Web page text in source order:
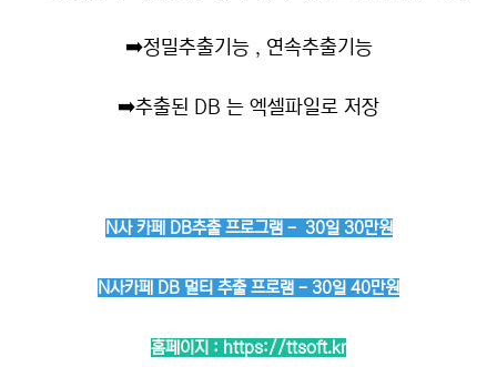
➡️정밀추출기능 , 연속추출기능
➡️추출된 DB 는 엑셀파일로 저장
N사 카페 DB추출 프로그램 - 30일 30만원
N사카페 DB 멀티 추출 프로램 - 30일 40만원
홈페이지 : https://ttsoft.kr